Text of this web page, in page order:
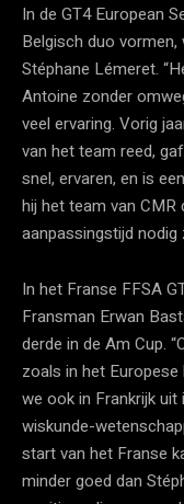
In de GT4 European
Belgisch duo
Stéphane Lémeret.
Antoine zonder
veel ervaring. Vorig
van het team reed,
snel, ervaren, en is
hij het team van
aanpassingstijd nodig
In het Franse FFSA
Fransman Erwan
derde in de Am Cup.
zoals in het
we ook in Frankrijk uit
wiskunde-
start van het Franse
minder goed dan